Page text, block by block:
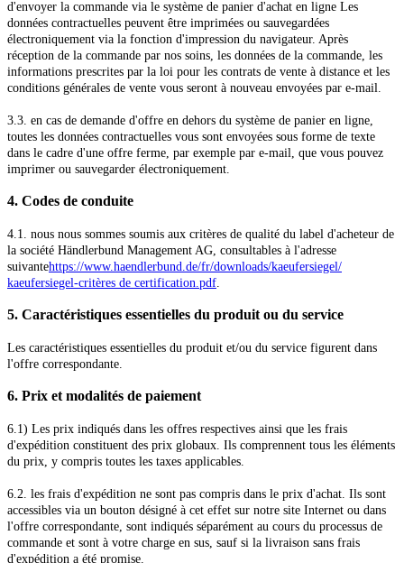
d'envoyer la commande via le système de panier d'achat en ligne Les
données contractuelles peuvent être imprimées ou sauvegardées
électroniquement via la fonction d'impression du navigateur. Après
réception de la commande par nos soins, les données de la commande, les
informations prescrites par la loi pour les contrats de vente à distance et les
conditions générales de vente vous seront à nouveau envoyées par e-mail.
3.3. en cas de demande d'offre en dehors du système de panier en ligne,
toutes les données contractuelles vous sont envoyées sous forme de texte
dans le cadre d'une offre ferme, par exemple par e-mail, que vous pouvez
imprimer ou sauvegarder électroniquement.
4. Codes de conduite
4.1. nous nous sommes soumis aux critères de qualité du label d'acheteur de
la société Händlerbund Management AG, consultables à l'adresse
suivantehttps://www.haendlerbund.de/fr/downloads/kaeufersiegel/
kaeufersiegel-critères de certification.pdf.
5. Caractéristiques essentielles du produit ou du service
Les caractéristiques essentielles du produit et/ou du service figurent dans
l'offre correspondante.
6. Prix et modalités de paiement
6.1) Les prix indiqués dans les offres respectives ainsi que les frais
d'expédition constituent des prix globaux. Ils comprennent tous les éléments
du prix, y compris toutes les taxes applicables.
6.2. les frais d'expédition ne sont pas compris dans le prix d'achat. Ils sont
accessibles via un bouton désigné à cet effet sur notre site Internet ou dans
l'offre correspondante, sont indiqués séparément au cours du processus de
commande et sont à votre charge en sus, sauf si la livraison sans frais
d'expédition a été promise.